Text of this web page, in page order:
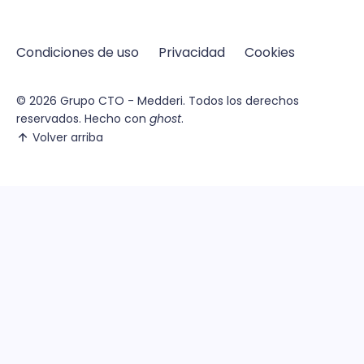
Condiciones de uso Privacidad Cookies
© 2026 Grupo CTO - Medderi. Todos los derechos
reservados. Hecho con ghost.
Volver arriba